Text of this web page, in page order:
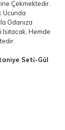
Çekmektedir.
Ucunda
Odanıza
Isıtacak, Hemde
Seti-Gül